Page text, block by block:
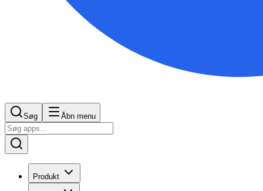
Søg Åbn menu
Produkt